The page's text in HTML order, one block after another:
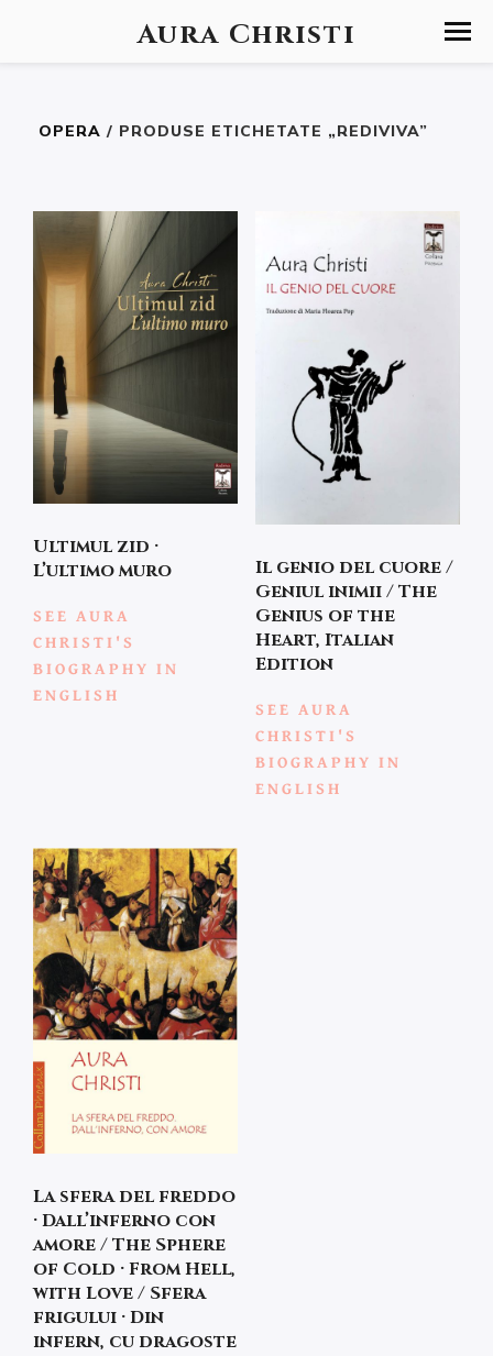
Aura Christi
OPERA / PRODUSE ETICHETATE „REDIVIVA”
Ultimul zid ·
L’ultimo muro
SEE AURA
CHRISTI'S
BIOGRAPHY IN
ENGLISH
Il genio del cuore /
Geniul inimii / The
Genius of the
Heart, Italian
Edition
SEE AURA
CHRISTI'S
BIOGRAPHY IN
ENGLISH
La sfera del freddo
· Dall’inferno con
amore / The Sphere
of Cold · From Hell,
with Love / Sfera
frigului · Din
infern, cu dragoste